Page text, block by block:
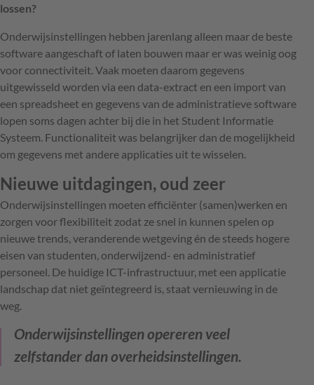
lossen?
Onderwijsinstellingen hebben jarenlang alleen maar de beste
software aangeschaft of laten bouwen maar er was weinig oog
voor connectiviteit. Vaak moeten daarom gegevens
uitgewisseld worden via een data-extract en een import van
een spreadsheet en gegevens van de administratieve software
lopen soms dagen achter bij die in het Student Informatie
Systeem. Functionaliteit was belangrijker dan de mogelijkheid
om gegevens met andere applicaties uit te wisselen.
Nieuwe uitdagingen, oud zeer
Onderwijsinstellingen moeten efficiënter (samen)werken en
zorgen voor flexibiliteit zodat ze snel in kunnen spelen op
nieuwe trends, veranderende wetgeving én de steeds hogere
eisen van studenten, onderwijzend- en administratief
personeel. De huidige ICT-infrastructuur, met een applicatie
landschap dat niet geïntegreerd is, staat vernieuwing in de
weg.
Onderwijsinstellingen opereren veel
zelfstander dan overheidsinstellingen.